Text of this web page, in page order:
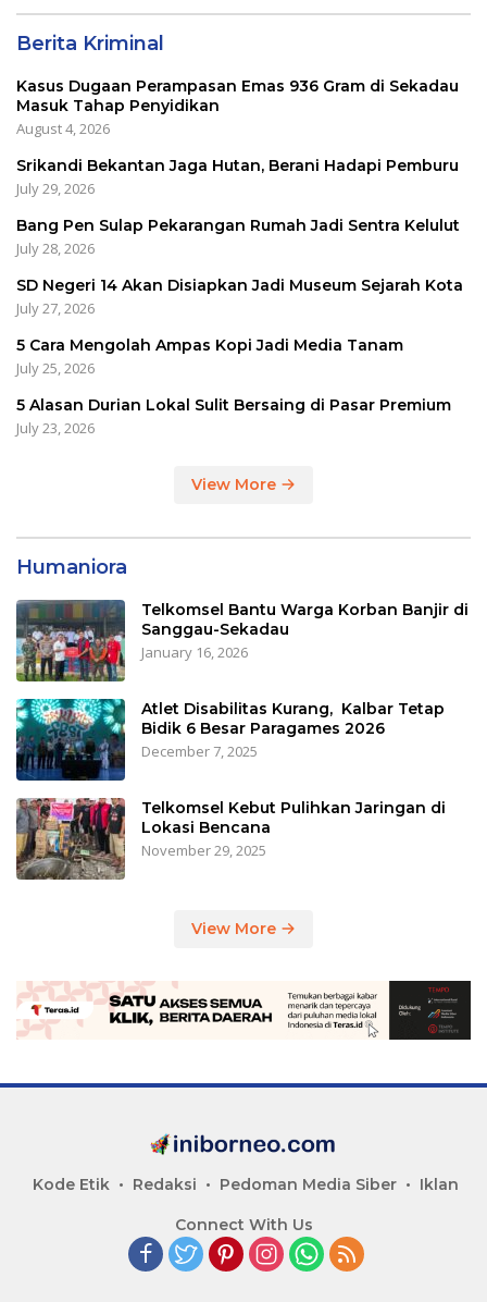
Berita Kriminal
Kasus Dugaan Perampasan Emas 936 Gram di Sekadau
Masuk Tahap Penyidikan
August 4, 2026
Srikandi Bekantan Jaga Hutan, Berani Hadapi Pemburu
July 29, 2026
Bang Pen Sulap Pekarangan Rumah Jadi Sentra Kelulut
July 28, 2026
SD Negeri 14 Akan Disiapkan Jadi Museum Sejarah Kota
July 27, 2026
5 Cara Mengolah Ampas Kopi Jadi Media Tanam
July 25, 2026
5 Alasan Durian Lokal Sulit Bersaing di Pasar Premium
July 23, 2026
View More
Humaniora
Telkomsel Bantu Warga Korban Banjir di
Sanggau-Sekadau
January 16, 2026
Atlet Disabilitas Kurang, Kalbar Tetap
Bidik 6 Besar Paragames 2026
December 7, 2025
Telkomsel Kebut Pulihkan Jaringan di
Lokasi Bencana
November 29, 2025
View More
Kode Etik Redaksi Pedoman Media Siber Iklan
Connect With Us